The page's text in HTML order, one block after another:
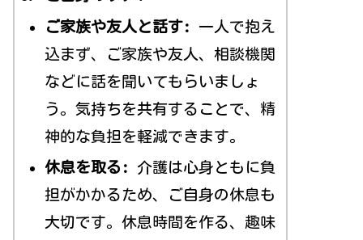
ご家族や友人と話す: 一人で抱え
込まず、ご家族や友人、相談機関
などに話を聞いてもらいましょ
う。気持ちを共有することで、精
神的な負担を軽減できます。
休息を取る: 介護は心身ともに負
担がかかるため、ご自身の休息も
大切です。休息時間を作る、趣味